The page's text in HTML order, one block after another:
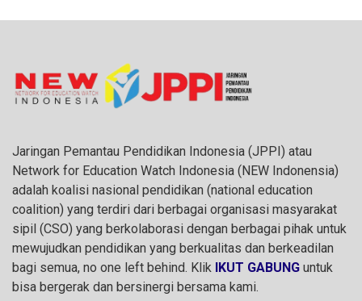
Jaringan Pemantau Pendidikan Indonesia (JPPI) atau
Network for Education Watch Indonesia (NEW Indonensia)
adalah koalisi nasional pendidikan (national education
coalition) yang terdiri dari berbagai organisasi masyarakat
sipil (CSO) yang berkolaborasi dengan berbagai pihak untuk
mewujudkan pendidikan yang berkualitas dan berkeadilan
bagi semua, no one left behind. Klik IKUT GABUNG untuk
bisa bergerak dan bersinergi bersama kami.